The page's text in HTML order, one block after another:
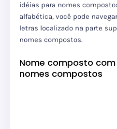
idéias para nomes
alfabética, você pode
letras localizado na parte
nomes compostos.
Nome composto
nomes compostos